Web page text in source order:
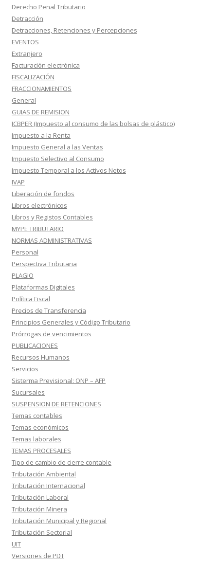
Derecho Penal Tributario
Detracción
Detracciones, Retenciones y Percepciones
EVENTOS
Extranjero
Facturación electrónica
FISCALIZACIÓN
FRACCIONAMIENTOS
General
GUIAS DE REMISION
ICBPER (Impuesto al consumo de las bolsas de plástico)
Impuesto a la Renta
Impuesto General a las Ventas
Impuesto Selectivo al Consumo
Impuesto Temporal a los Activos Netos
IVAP
Liberación de fondos
Libros electrónicos
Libros y Registos Contables
MYPE TRIBUTARIO
NORMAS ADMINISTRATIVAS
Personal
Perspectiva Tributaria
PLAGIO
Plataformas Digitales
Política Fiscal
Precios de Transferencia
Principios Generales y Código Tributario
Prórrogas de vencimientos
PUBLICACIONES
Recursos Humanos
Servicios
Sisterma Previsional: ONP – AFP
Sucursales
SUSPENSION DE RETENCIONES
Temas contables
Temas económicos
Temas laborales
TEMAS PROCESALES
Tipo de cambio de cierre contable
Tributación Ambiental
Tributación Internacional
Tributación Laboral
Tributación Minera
Tributación Municipal y Regional
Tributación Sectorial
UIT
Versiones de PDT